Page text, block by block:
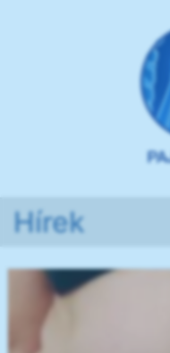
Hírek